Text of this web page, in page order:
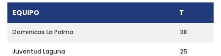
EQUIPO T
Dominicas La Palma 38
Juventud Laguna 25